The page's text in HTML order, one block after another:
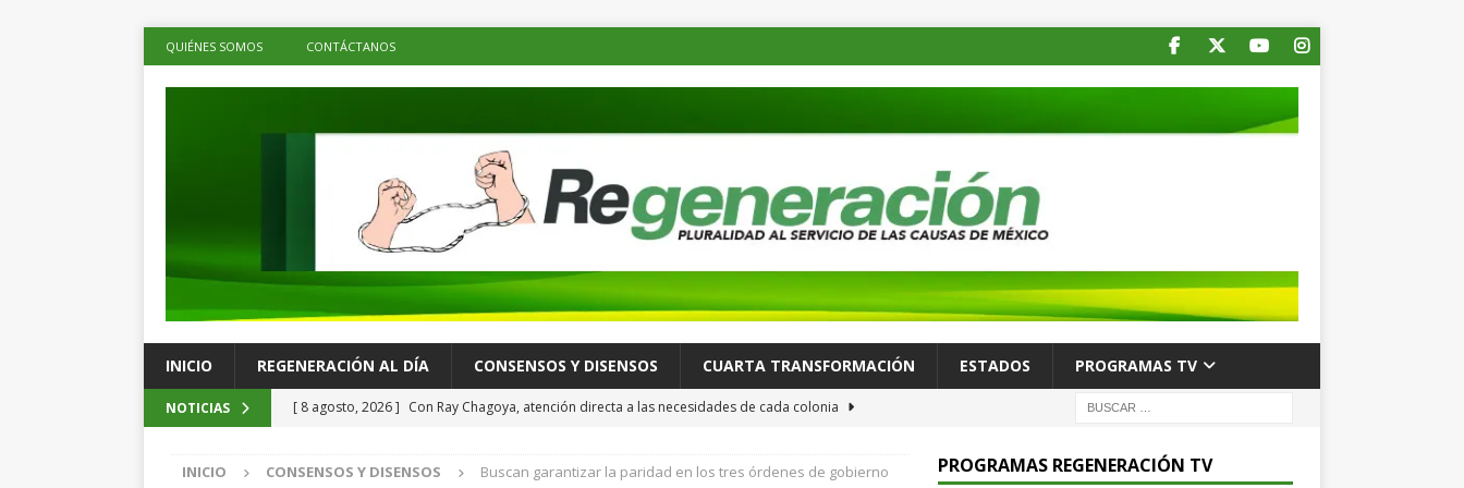
QUIÉNES SOMOS CONTÁCTANOS
INICIO REGENERACIÓN AL DÍA CONSENSOS Y DISENSOS CUARTA TRANSFORMACIÓN ESTADOS PROGRAMAS TV
NOTICIAS [ 8 agosto, 2026 ] Con Ray Chagoya, atención directa a las necesidades de cada colonia
[ 8 agosto, 2026 ] UABJO integra Consejo Consultivo para fortalecer la celebración de su
INICIO CONSENSOS Y DISENSOS Buscan garantizar la paridad en los tres órdenes de gobierno PROGRAMAS REGENERACIÓN TV